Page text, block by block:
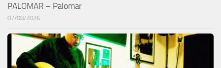
PALOMAR – Palomar
07/08/2026